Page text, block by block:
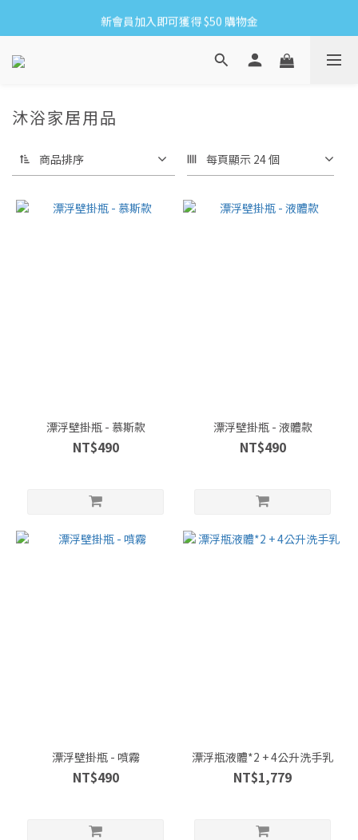
8/6-8/16 全館限時免運
新會員加入即可獲得 $50 購物金
滿1500贈網紗手拿袋&收納洗衣袋XS方
沐浴家居用品
商品排序 每頁顯示 24 個
漂浮壁掛瓶 - 慕斯款
NT$490
漂浮壁掛瓶 - 液體款
NT$490
漂浮壁掛瓶 - 噴霧
NT$490
漂浮瓶液體*2 + 4公升洗手乳
NT$1,779